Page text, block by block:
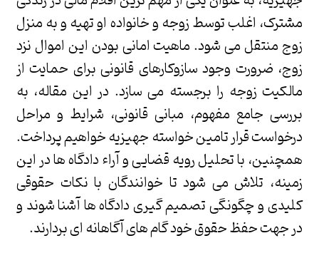
مشترک، اغلب توسط زوجه و خانواده او تهیه و به منزل
زوج منتقل می شود. ماهیت امانی بودن این اموال نزد
زوج، ضرورت وجود سازوکارهای قانونی برای حمایت از
مالکیت زوجه را برجسته می سازد. در این مقاله، به
بررسی جامع مفهوم، مبانی قانونی، شرایط و مراحل
درخواست قرار تامین خواسته جهیزیه خواهیم پرداخت.
همچنین، با تحلیل رویه قضایی و آراء دادگاه ها در این
زمینه، تلاش می شود تا خوانندگان با نکات حقوقی
کلیدی و چگونگی تصمیم گیری دادگاه ها آشنا شوند و
در جهت حفظ حقوق خود گام های آگاهانه ای بردارند.